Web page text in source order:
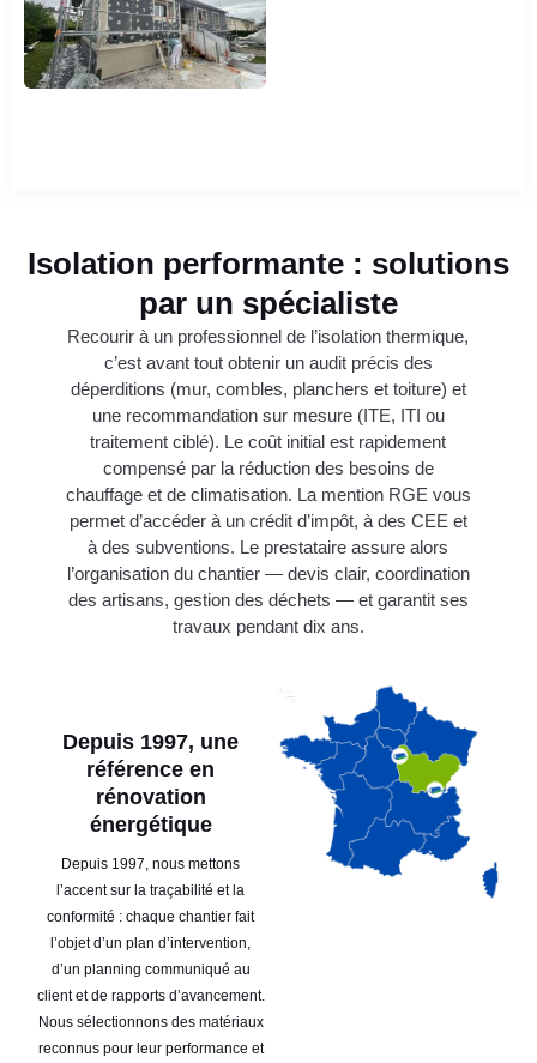
Isolation performante : solutions
par un spécialiste
Recourir à un professionnel de l’isolation thermique,
c’est avant tout obtenir un audit précis des
déperditions (mur, combles, planchers et toiture) et
une recommandation sur mesure (ITE, ITI ou
traitement ciblé). Le coût initial est rapidement
compensé par la réduction des besoins de
chauffage et de climatisation. La mention RGE vous
permet d’accéder à un crédit d’impôt, à des CEE et
à des subventions. Le prestataire assure alors
l’organisation du chantier — devis clair, coordination
des artisans, gestion des déchets — et garantit ses
travaux pendant dix ans.
Depuis 1997, une
référence en
rénovation
énergétique
Depuis 1997, nous mettons
l’accent sur la traçabilité et la
conformité : chaque chantier fait
l’objet d’un plan d’intervention,
d’un planning communiqué au
client et de rapports d’avancement.
Nous sélectionnons des matériaux
reconnus pour leur performance et